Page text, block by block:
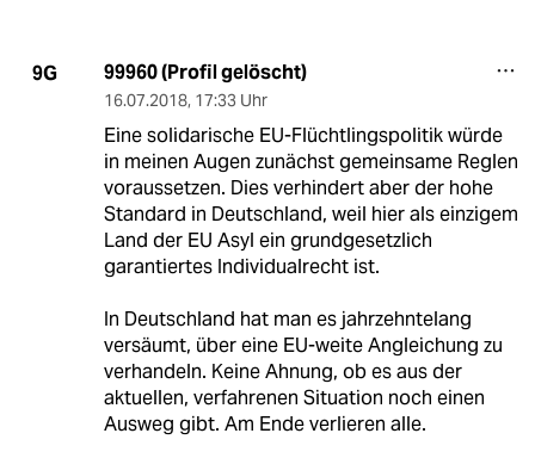
9G 99960 (Profil gelöscht)
16.07.2018, 17:33 Uhr
Eine solidarische EU-Flüchtlingspolitik würde
in meinen Augen zunächst gemeinsame Reglen
voraussetzen. Dies verhindert aber der hohe
Standard in Deutschland, weil hier als einzigem
Land der EU Asyl ein grundgesetzlich
garantiertes Individualrecht ist.
In Deutschland hat man es jahrzehntelang
versäumt, über eine EU-weite Angleichung zu
verhandeln. Keine Ahnung, ob es aus der
aktuellen, verfahrenen Situation noch einen
Ausweg gibt. Am Ende verlieren alle.